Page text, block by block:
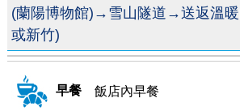
(蘭陽博物館)→雪山隧道→送返溫暖
或新竹)
早餐 飯店內早餐